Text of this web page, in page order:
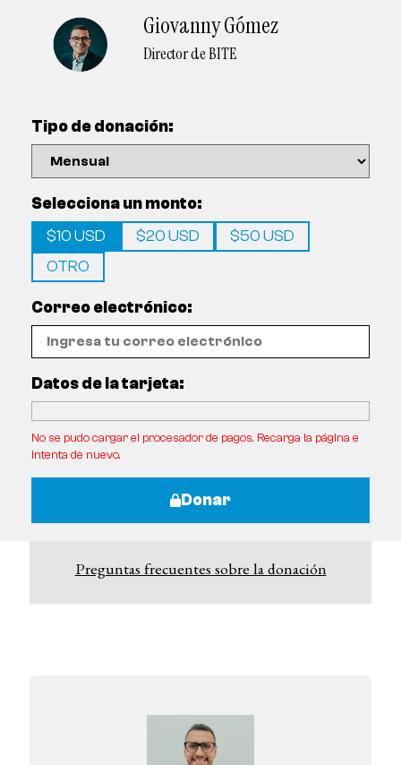
Giovanny Gómez
Director de BITE
Tipo de donación:
Selecciona un monto:
$10 USD
$20 USD
$50 USD
OTRO
Correo electrónico:
Datos de la tarjeta:
No se pudo cargar el procesador de pagos. Recarga la página e
intenta de nuevo.
Donar
Preguntas frecuentes sobre la donación